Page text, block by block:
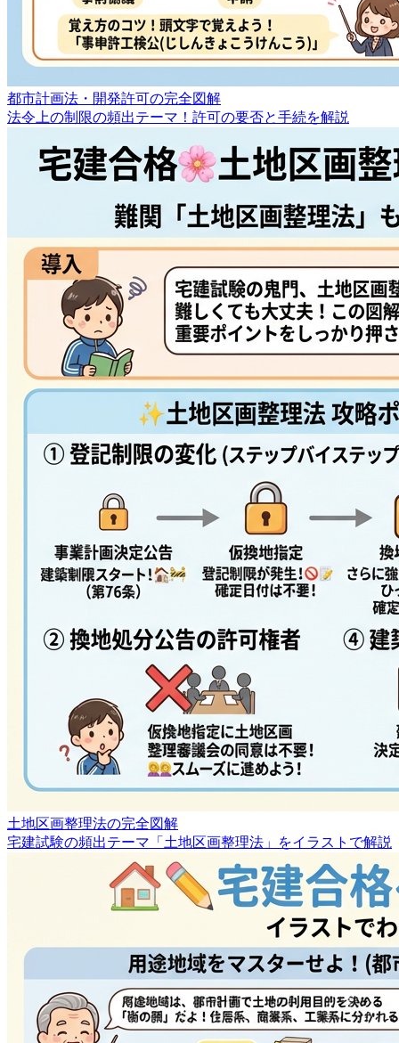
都市計画法・開発許可の完全図解
法令上の制限の頻出テーマ！許可の要否と手続を解説
土地区画整理法の完全図解
宅建試験の頻出テーマ「土地区画整理法」をイラストで解説